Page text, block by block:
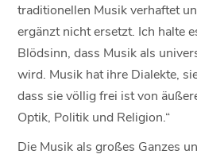
traditionellen Musik verhaftet
ergänzt nicht ersetzt. Ich halte
Blödsinn, dass Musik als
wird. Musik hat ihre Dialekte,
dass sie völlig frei ist von
Optik, Politik und Religion.“
Die Musik als großes Ganzes